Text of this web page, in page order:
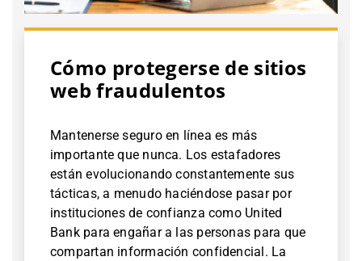
Cómo protegerse de sitios
web fraudulentos
Mantenerse seguro en línea es más
importante que nunca. Los estafadores
están evolucionando constantemente sus
tácticas, a menudo haciéndose pasar por
instituciones de confianza como United
Bank para engañar a las personas para que
compartan información confidencial. La